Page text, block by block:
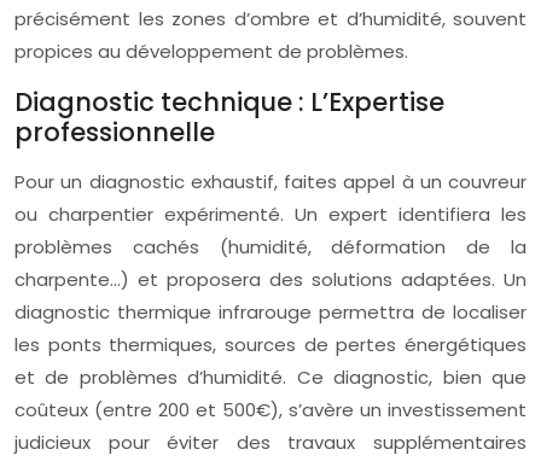
précisément les zones d’ombre et d’humidité, souvent
propices au développement de problèmes.
Diagnostic technique : L’Expertise
professionnelle
Pour un diagnostic exhaustif, faites appel à un couvreur
ou charpentier expérimenté. Un expert identifiera les
problèmes cachés (humidité, déformation de la
charpente…) et proposera des solutions adaptées. Un
diagnostic thermique infrarouge permettra de localiser
les ponts thermiques, sources de pertes énergétiques
et de problèmes d’humidité. Ce diagnostic, bien que
coûteux (entre 200 et 500€), s’avère un investissement
judicieux pour éviter des travaux supplémentaires